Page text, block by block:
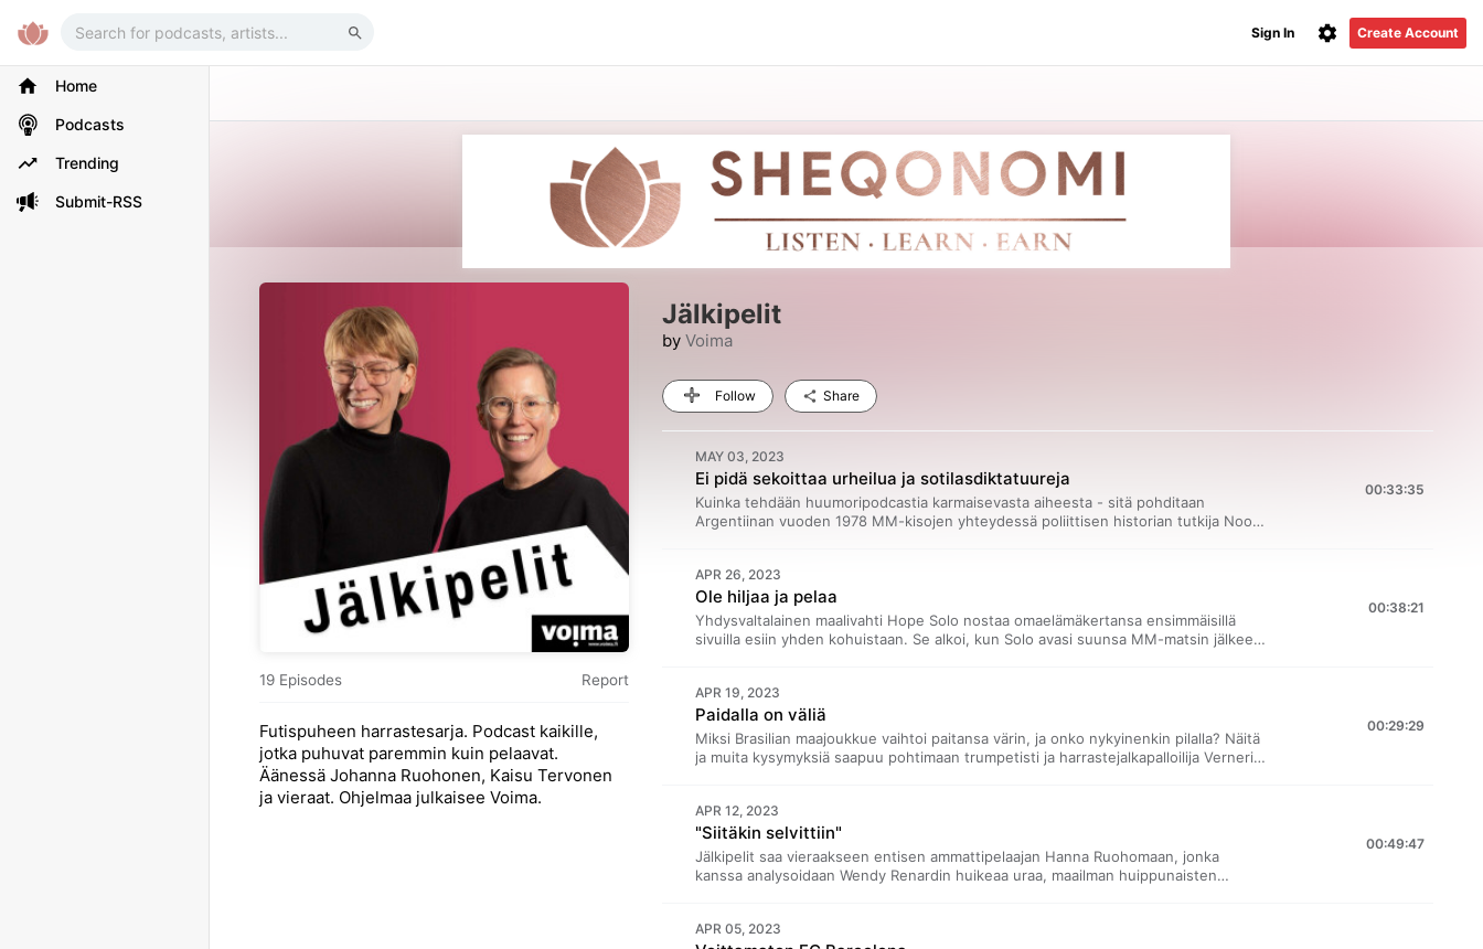
Create Account
Sign In
Home
Podcasts
Trending
Submit-RSS
19 Episodes Report
Futispuheen harrastesarja. Podcast kaikille,
jotka puhuvat paremmin kuin pelaavat.
Äänessä Johanna Ruohonen, Kaisu Tervonen
ja vieraat. Ohjelmaa julkaisee Voima.
Jälkipelit
by Voima
Follow Share
MAY 03, 2023
Ei pidä sekoittaa urheilua ja sotilasdiktatuureja
Kuinka tehdään huumoripodcastia karmaisevasta aiheesta - sitä pohditaan
Argentiinan vuoden 1978 MM-kisojen yhteydessä poliittisen historian tutkija Noora
00:33:35
APR 26, 2023
Ole hiljaa ja pelaa
Yhdysvaltalainen maalivahti Hope Solo nostaa omaelämäkertansa ensimmäisillä
sivuilla esiin yhden kohuistaan. Se alkoi, kun Solo avasi suunsa MM-matsin jälkeen.
Yleisökysymyksessä pohditaan, saako fanitettavaa joukkuetta vaihtaa.
00:38:21
APR 19, 2023
Paidalla on väliä
Miksi Brasilian maajoukkue vaihtoi paitansa värin, ja onko nykyinenkin pilalla? Näitä
ja muita kysymyksiä saapuu pohtimaan trumpetisti ja harrastejalkapalloilija Verneri
00:29:29
APR 12, 2023
"Siitäkin selvittiin"
Jälkipelit saa vieraakseen entisen ammattipelaajan Hanna Ruohomaan, jonka
kanssa analysoidaan Wendy Renardin huikeaa uraa, maailman huippunaisten
00:49:47
APR 05, 2023